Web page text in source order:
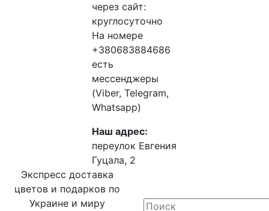
через сайт:
круглосуточно
На номере
+380683884686
есть
мессенджеры
(Viber, Telegram,
Whatsapp)
Наш адрес:
переулок Евгения
Гуцала, 2
Экспресс доставка
цветов и подарков по
Украине и миру